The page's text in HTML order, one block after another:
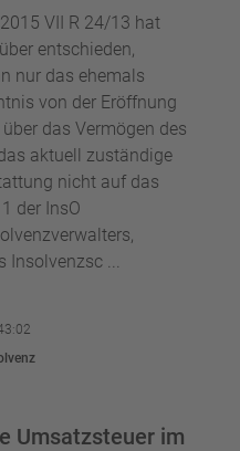
VII R 24/13 hat
entschieden,
nur das ehemals
von der Eröffnung
das Vermögen des
aktuell zuständige
nicht auf das
der InsO
Insolvenzsc ...
Umsatzsteuer im